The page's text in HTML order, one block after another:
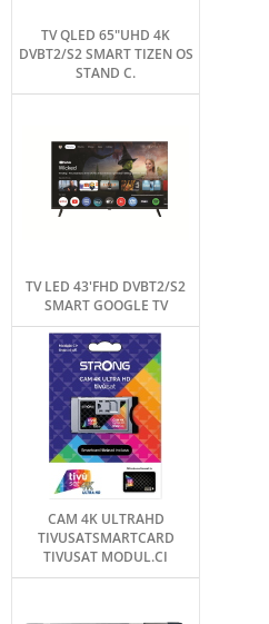
TV QLED 65"UHD 4K
DVBT2/S2 SMART TIZEN OS
STAND C.
TV LED 43'FHD DVBT2/S2
SMART GOOGLE TV
CAM 4K ULTRAHD
TIVUSATSMARTCARD
TIVUSAT MODUL.CI